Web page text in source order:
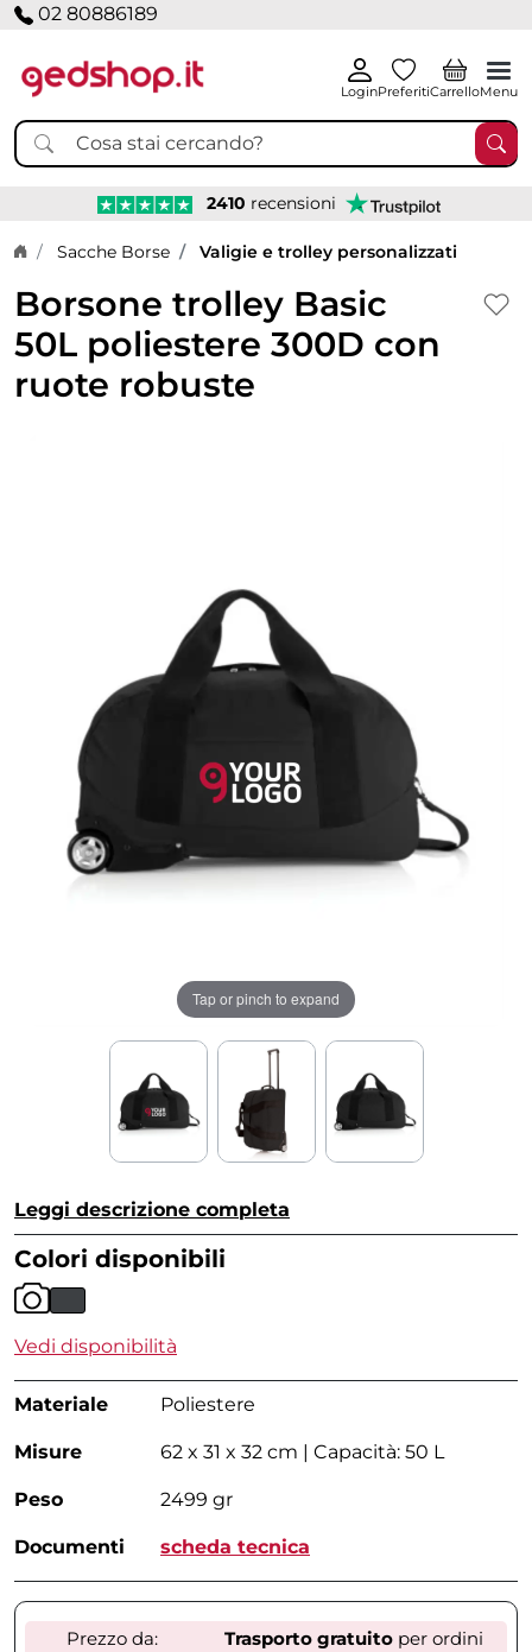
02 80886189
LoginPreferitiCarrelloMenu
2410 recensioni
Home page
Sacche Borse Valigie e trolley personalizzati
Borsone trolley Basic
50L poliestere 300D con
ruote robuste
Tap or pinch to expand
Leggi descrizione completa
Colori disponibili
Vedi disponibilità
Materiale Poliestere
Misure 62 x 31 x 32 cm | Capacità: 50 L
Peso 2499 gr
Documenti scheda tecnica
Prezzo da:
Trasporto gratuitoper ordini